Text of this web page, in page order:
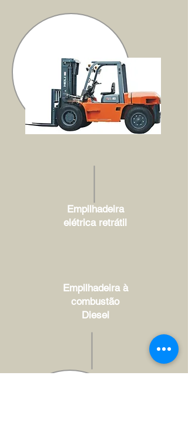
Empilhadeira
elétrica retrátil
Empilhadeira à
combustão
Diesel